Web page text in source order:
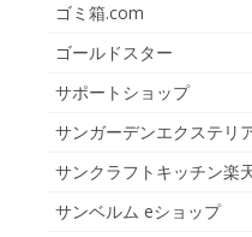
ゴミ箱.com
ゴールドスター
サポートショップ
サンガーデンエクステリ
サンクラフトキッチン楽
サンベルム eショップ